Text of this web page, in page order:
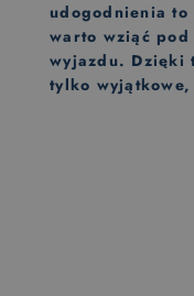
udogodnienia to
warto wziąć pod
wyjazdu. Dzięki
tylko